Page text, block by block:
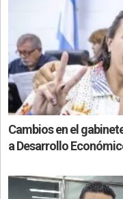
Cambios en el
a Desarrollo